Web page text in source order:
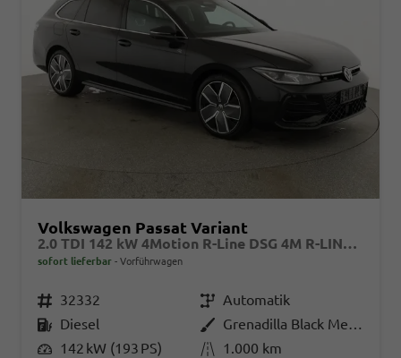
Volkswagen Passat Variant
2.0 TDI 142 kW 4Motion R-Line DSG 4M R-LINE, Pano, AHK, IQ.Light, HUD, 19-Zoll, AreaView, Navi, Side
sofort lieferbar Vorführwagen
Fahrzeugnr. 32332 GetriebeAutomatik
Kraftstoff Diesel Außenfarbe
Grenadilla Black Metallic
Leistung 142 kW (193 PS) Kilometerstand 1.000 km